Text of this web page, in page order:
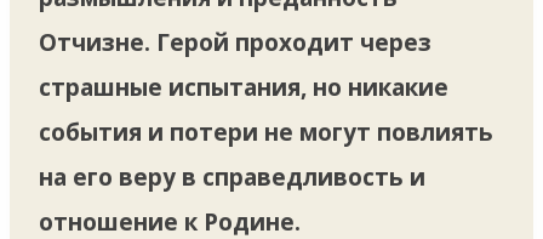
Отчизне. Герой проходит через
страшные испытания, но никакие
события и потери не могут повлиять
на его веру в справедливость и
отношение к Родине.